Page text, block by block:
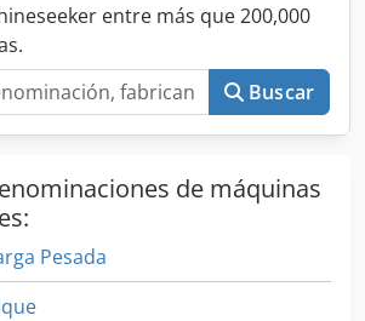
entre más que 200,000
Buscar
de máquinas
Pesada